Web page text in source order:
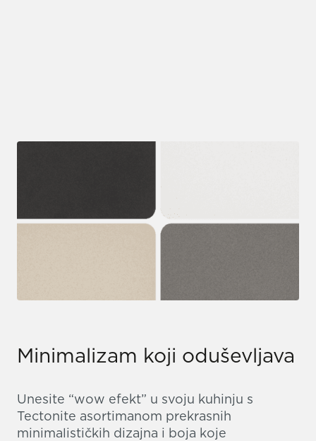
Minimalizam koji oduševljava
Unesite “wow efekt” u svoju kuhinju s
Tectonite asortimanom prekrasnih
minimalističkih dizajna i boja koje